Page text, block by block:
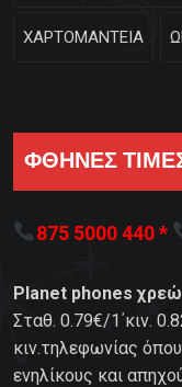
ΧΑΡΤΟΜΑΝΤΕΙΑ
ΦΘΗΝΕΣ
875 5000 440 *
Planet phones
Σταθ. 0.79€/1΄κιν.
κιν.τηλεφωνίας
ενηλίκους και